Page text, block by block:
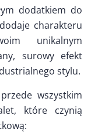
dodatkiem do
charakteru
unikalnym
surowy efekt
stylu.
wszystkim
które czynią